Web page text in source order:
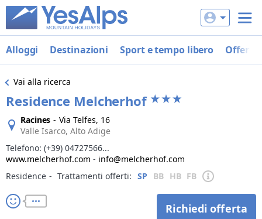
Alloggi Destinazioni Sport e tempo libero Offerte
Vai alla ricerca
Residence Melcherhof
Racines - Via Telfes, 16
Valle Isarco, Alto Adige
Telefono: (+39) 04727566...
www.melcherhof.com - info@melcherhof.com
Residence ‐ Trattamenti offerti: SP BB HB FB
Richiedi offerta